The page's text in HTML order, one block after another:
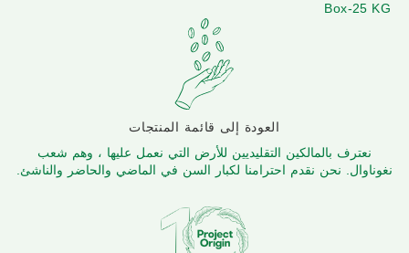
Box-25 KG
العودة إلى قائمة المنتجات
نعترف بالمالكين التقليديين للأرض التي نعمل عليها ، وهم شعب
نغوناوال. نحن نقدم احترامنا لكبار السن في الماضي والحاضر والناشئ.